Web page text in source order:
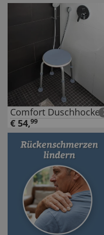
Comfort Duschhocker
€ 54,99